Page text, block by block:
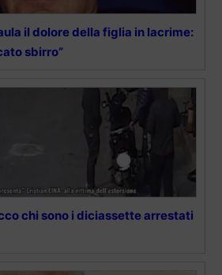
il dolore della figlia in lacrime:
sbirro”
chi sono i diciassette arrestati